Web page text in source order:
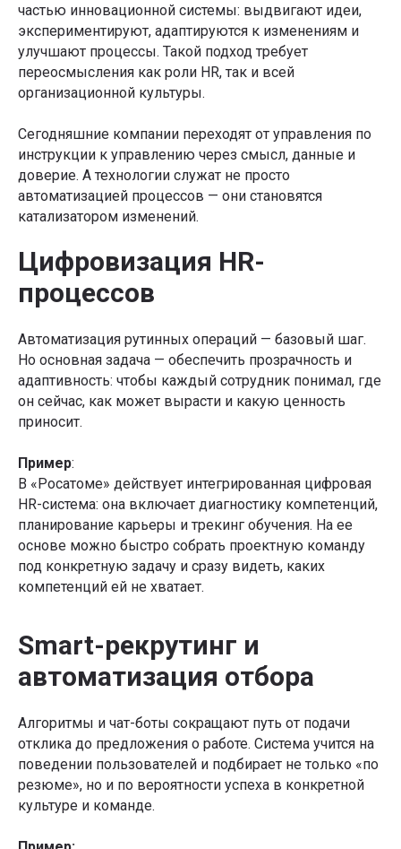
частью инновационной системы: выдвигают идеи,
экспериментируют, адаптируются к изменениям и
улучшают процессы. Такой подход требует
переосмысления как роли HR, так и всей
организационной культуры.
Сегодняшние компании переходят от управления по
инструкции к управлению через смысл, данные и
доверие. А технологии служат не просто
автоматизацией процессов — они становятся
катализатором изменений.
Цифровизация HR-
процессов
Автоматизация рутинных операций — базовый шаг.
Но основная задача — обеспечить прозрачность и
адаптивность: чтобы каждый сотрудник понимал, где
он сейчас, как может вырасти и какую ценность
приносит.
Пример:
В «Росатоме» действует интегрированная цифровая
HR-система: она включает диагностику компетенций,
планирование карьеры и трекинг обучения. На ее
основе можно быстро собрать проектную команду
под конкретную задачу и сразу видеть, каких
компетенций ей не хватает.
Smart-рекрутинг и
автоматизация отбора
Алгоритмы и чат-боты сокращают путь от подачи
отклика до предложения о работе. Система учится на
поведении пользователей и подбирает не только «по
резюме», но и по вероятности успеха в конкретной
культуре и команде.